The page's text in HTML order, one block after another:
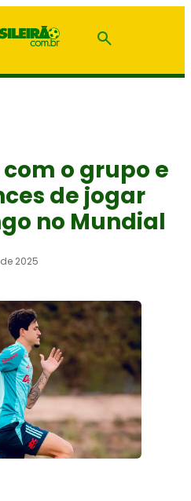
o grupo e
de jogar
no Mundial
2025